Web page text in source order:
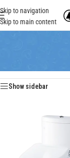
Skip to navigation
Skip to main content
Show sidebar